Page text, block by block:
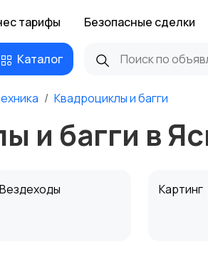
тарифы Безопасные сделки
Каталог
Квадроциклы и багги
и багги в
Вездеходы Картинг